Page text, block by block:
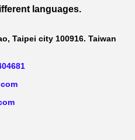
languages.
Taipei city 100916. Taiwan